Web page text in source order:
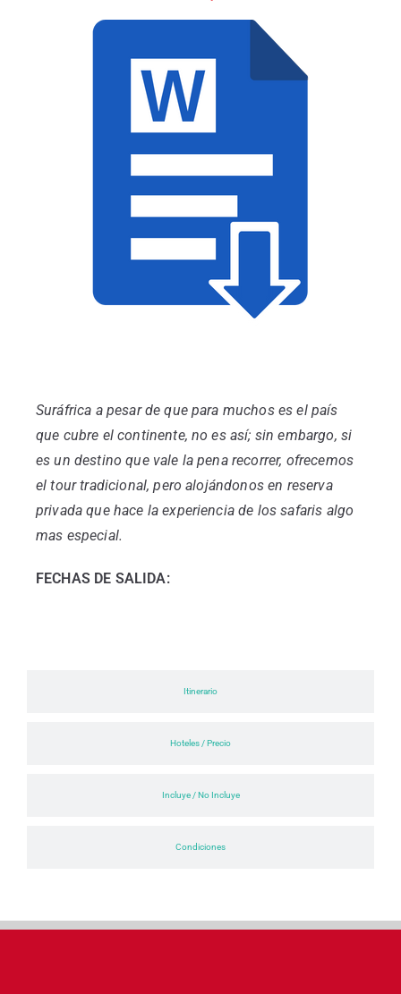
Itinerario
Hoteles / Precio
Incluye / No Incluye
Condiciones
Suráfrica a pesar de que para muchos es el país
que cubre el continente, no es así; sin embargo, si
es un destino que vale la pena recorrer, ofrecemos
el tour tradicional, pero alojándonos en reserva
privada que hace la experiencia de los safaris algo
mas especial.
FECHAS DE SALIDA: